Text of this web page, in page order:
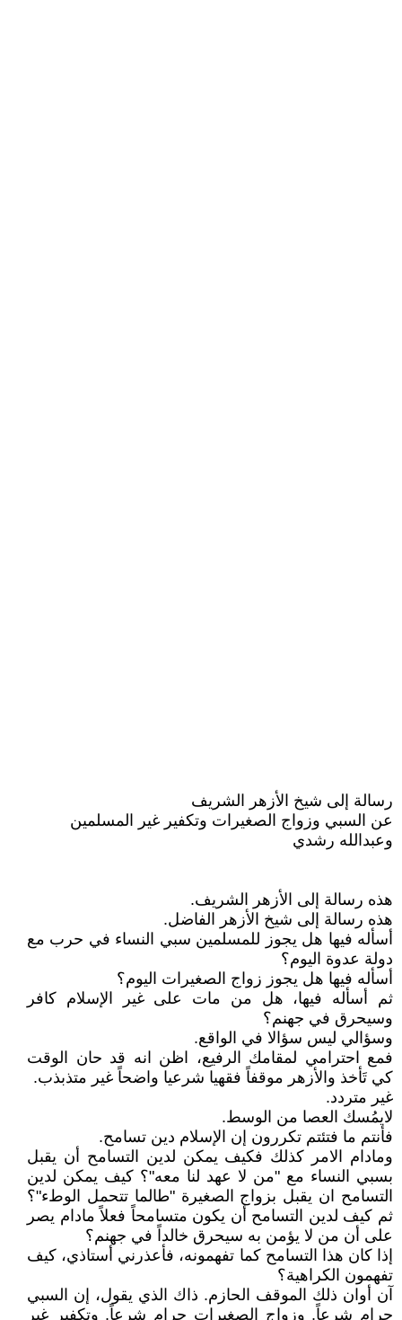
رسالة إلى شيخ الأزهر الشريف
عن السبي وزواج الصغيرات وتكفير غير المسلمين
وعبدالله رشدي
هذه رسالة إلى الأزهر الشريف.
هذه رسالة إلى شيخ الأزهر الفاضل.
أسأله فيها هل يجوز للمسلمين سبي النساء في حرب مع
دولة عدوة اليوم؟
أسأله فيها هل يجوز زواج الصغيرات اليوم؟
ثم أسأله فيها، هل من مات على غير الإسلام كافر
وسيحرق في جهنم؟
وسؤالي ليس سؤالا في الواقع.
فمع احترامي لمقامك الرفيع، اظن انه قد حان الوقت
كي تَأخذ والأزهر موقفاً فقهيا شرعيا واضحاً غير متذبذب.
غير متردد.
لايمُسك العصا من الوسط.
فأنتم ما فتئتم تكررون إن الإسلام دين تسامح.
ومادام الامر كذلك فكيف يمكن لدين التسامح أن يقبل
بسبي النساء مع "من لا عهد لنا معه"؟ كيف يمكن لدين
التسامح ان يقبل بزواج الصغيرة "طالما تتحمل الوطء"؟
ثم كيف لدين التسامح أن يكون متسامحاً فعلاً مادام يصر
على أن من لا يؤمن به سيحرق خالداً في جهنم؟
إذا كان هذا التسامح كما تفهمونه، فأعذرني أستاذي، كيف
تفهمون الكراهية؟
آن أوان ذلك الموقف الحازم. ذاك الذي يقول، إن السبي
حرام شرعاً. وزواج الصغيرات حرام شرعاً. وتكفير غير